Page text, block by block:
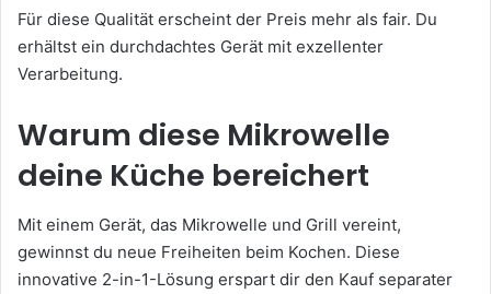
Für diese Qualität erscheint der Preis mehr als fair. Du
erhältst ein durchdachtes Gerät mit exzellenter
Verarbeitung.
Warum diese Mikrowelle
deine Küche bereichert
Mit einem Gerät, das Mikrowelle und Grill vereint,
gewinnst du neue Freiheiten beim Kochen. Diese
innovative 2-in-1-Lösung erspart dir den Kauf separater